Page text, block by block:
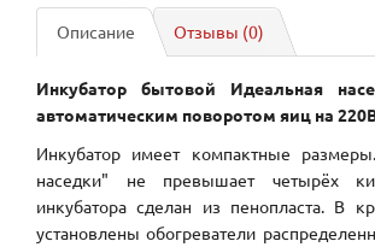
Описание Отзывы (0)
Инкубатор бытовой Идеальная
автоматическим поворотом яиц на
Инкубатор имеет компактные
наседки" не превышает четырёх
инкубатора сделан из пенопласта. В
установлены обогреватели